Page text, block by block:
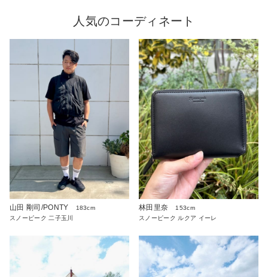
人気のコーディネート
山田 剛司/PONTY
183cm
スノーピーク 二子玉川
林田里奈
153cm
スノーピーク ルクア イーレ